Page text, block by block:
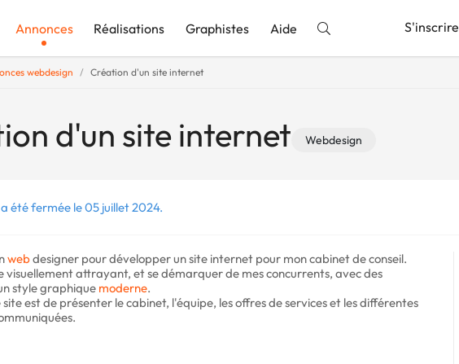
Annonces Réalisations Graphistes Aide S'inscrire
webdesign Création d'un site internet
d'un site internet Webdesign
été fermée le 05 juillet 2024.
webdesigner pour développer un site internet pour mon cabinet de conseil.
visuellement attrayant, et se démarquer de mes concurrents, avec des
style graphique moderne.
est de présenter le cabinet, l'équipe, les offres de services et les différentes